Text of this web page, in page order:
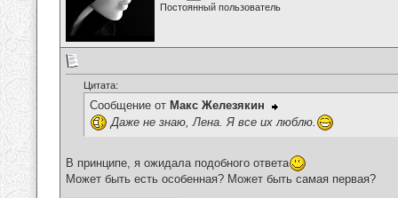
Постоянный пользователь
Цитата:
Сообщение от Макс Железякин
Даже не знаю, Лена. Я все их люблю.
В принципе, я ожидала подобного ответа
Может быть есть особенная? Может быть самая первая?